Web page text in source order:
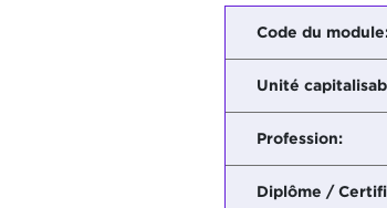
Code du
Unité
Profession:
Diplôme /